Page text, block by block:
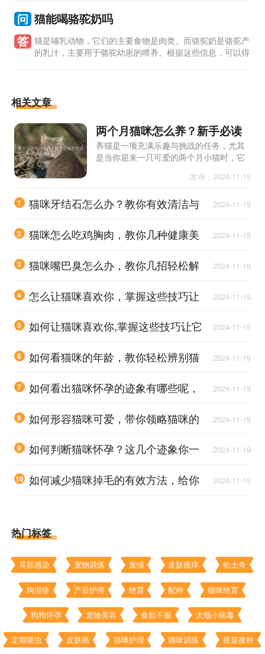
问 猫能喝骆驼奶吗
答 猫是哺乳动物，它们的主要食物是肉类。而骆驼奶是骆驼产
的乳汁，主要用于骆驼幼崽的喂养。根据这些信息，可以得
相关文章
两个月猫咪怎么养？新手必读
的养猫技巧与注意事项
养猫是一项充满乐趣与挑战的任务，尤其
是当你迎来一只可爱的两个月小猫时，它
对于新手来说，如何正确地照顾这些小家
发布：2024-11-19
1
猫咪牙结石怎么办？教你有效清洁与
2024-11-19
2
猫咪怎么吃鸡胸肉，教你几种健康美
2024-11-19
3
猫咪嘴巴臭怎么办，教你几招轻松解
2024-11-19
4
怎么让猫咪喜欢你，掌握这些技巧让
2024-11-19
5
如何让猫咪喜欢你,掌握这些技巧让它
2024-11-19
6
如何看猫咪的年龄，教你轻松辨别猫
2024-11-19
7
如何看出猫咪怀孕的迹象有哪些呢，
2024-11-19
8
如何形容猫咪可爱，带你领略猫咪的
2024-11-19
9
如何判断猫咪怀孕？这几个迹象你一
2024-11-19
10 如何减少猫咪掉毛的有效方法，给你
2024-11-19
热门标签
耳部感染 宠物训练 发情 皮肤瘙痒 哈士奇
狗湿疹 产后护理 绝育 配种 猫咪绝育
狗狗怀孕 宠物美容 食欲不振 犬细小病毒
定期驱虫 皮肤病 猫咪护理 猫咪训练 疫苗接种